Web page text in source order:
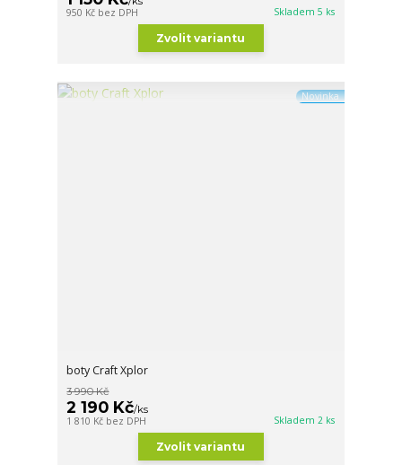
950 Kč bez DPH Skladem 5 ks
Zvolit variantu
Novinka
boty Craft Xplor
3 990 Kč
2 190 Kč/ks
1 810 Kč bez DPH Skladem 2 ks
Zvolit variantu